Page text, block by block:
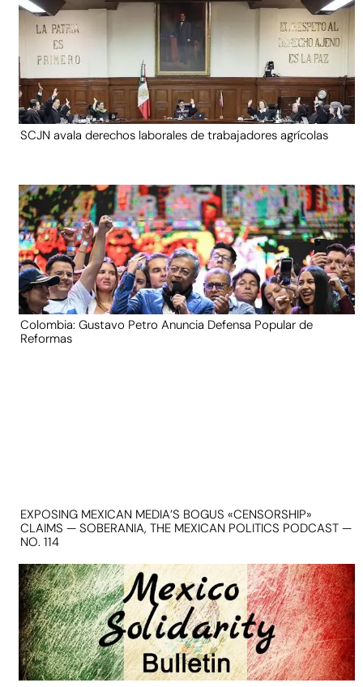
SCJN avala derechos laborales de trabajadores agrícolas
Colombia: Gustavo Petro Anuncia Defensa Popular de
Reformas
EXPOSING MEXICAN MEDIA’S BOGUS «CENSORSHIP»
CLAIMS — SOBERANIA, THE MEXICAN POLITICS PODCAST —
NO. 114